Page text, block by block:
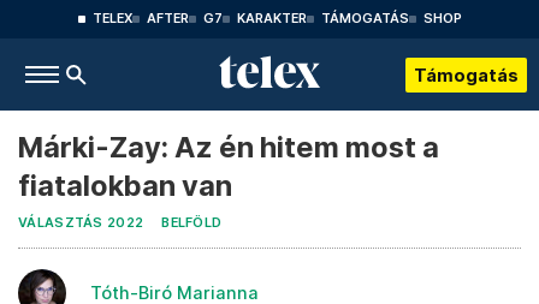
TELEX AFTER G7 KARAKTER TÁMOGATÁS SHOP
Támogatás
Márki-Zay: Az én hitem most a
fiatalokban van
VÁLASZTÁS 2022 BELFÖLD
Tóth-Biró Marianna